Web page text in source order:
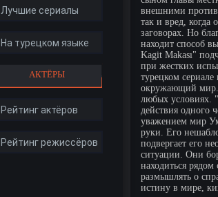
Лучшие сериалы
На турецком языке
АКТЁРЫ
Рейтинг актёров
Рейтинг режиссёров
внешними
так и вред, когда
заговорах. Но
находит способ
Kagit Makası"
при жестких
турецком
окружающий мир.
любых условиях.
действия одного
уважением мир
руки. Его
подвергает его
ситуации. Они
находиться
размышлять о
истину в мире,